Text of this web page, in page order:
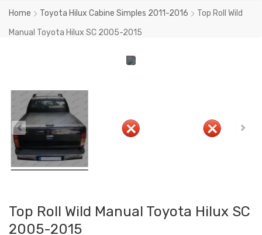
Home Toyota Hilux Cabine Simples 2011-2016
Top Roll Wild
Manual Toyota Hilux SC 2005-2015
Top Roll Wild Manual Toyota Hilux SC
2005-2015